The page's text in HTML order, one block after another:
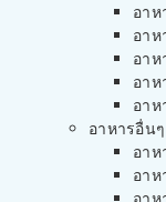
อาห
อาห
อาห
อา
อาห
อาหารอื่น
อาห
อาห